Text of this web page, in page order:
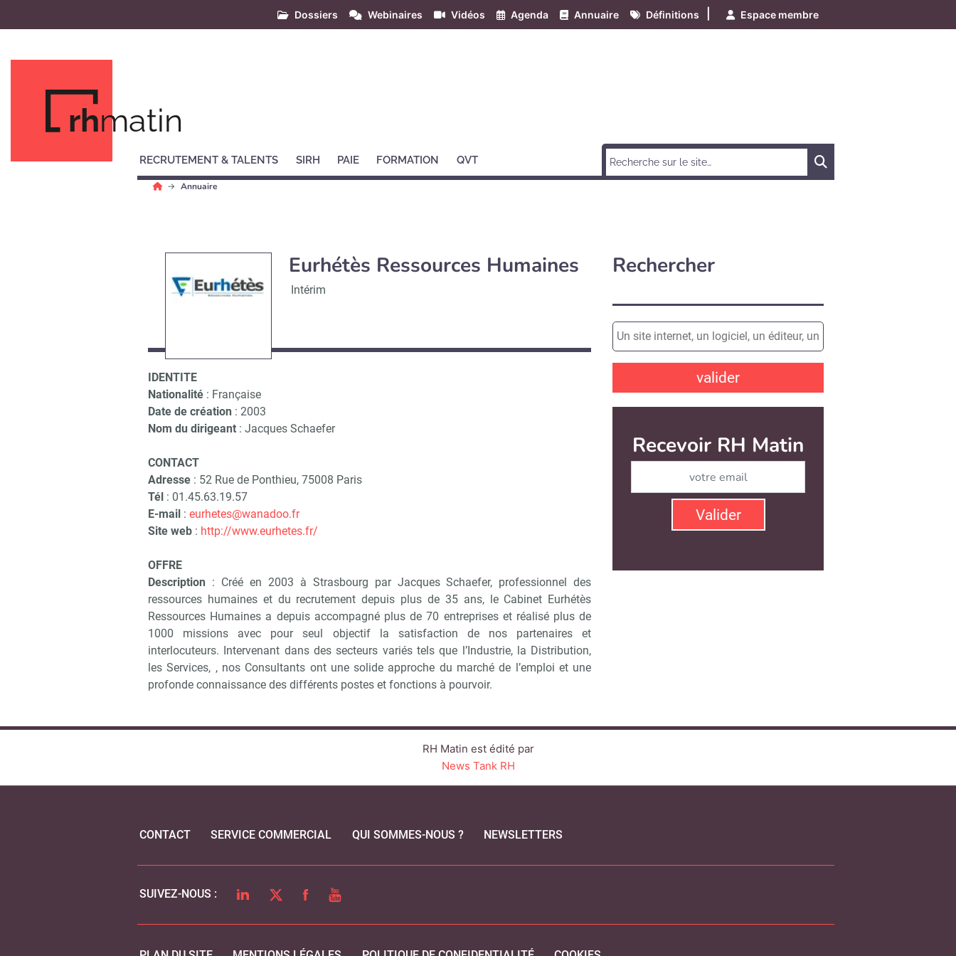
Dossiers Webinaires Vidéos Agenda Annuaire Définitions Espace membre
rhmatin
RECRUTEMENT & TALENTS SIRH PAIE FORMATION QVT
Annuaire
Eurhétès Ressources Humaines
Intérim
IDENTITE
Nationalité : Française
Date de création : 2003
Nom du dirigeant : Jacques Schaefer
CONTACT
Adresse : 52 Rue de Ponthieu, 75008 Paris
Tél : 01.45.63.19.57
E-mail : eurhetes@wanadoo.fr
Site web : http://www.eurhetes.fr/
OFFRE
Description : Créé en 2003 à Strasbourg par Jacques Schaefer, professionnel des
ressources humaines et du recrutement depuis plus de 35 ans, le Cabinet Eurhétès
Ressources Humaines a depuis accompagné plus de 70 entreprises et réalisé plus de
1000 missions avec pour seul objectif la satisfaction de nos partenaires et
interlocuteurs. Intervenant dans des secteurs variés tels que l’Industrie, la Distribution,
les Services, , nos Consultants ont une solide approche du marché de l’emploi et une
profonde connaissance des différents postes et fonctions à pourvoir.
Rechercher
valider
Recevoir RH Matin
Valider
RH Matin est édité par
News Tank RH
CONTACT SERVICE COMMERCIAL QUI SOMMES-NOUS ? NEWSLETTERS
SUIVEZ-NOUS : LINKEDINTWITTERFACEBOOK
YOUTUBE